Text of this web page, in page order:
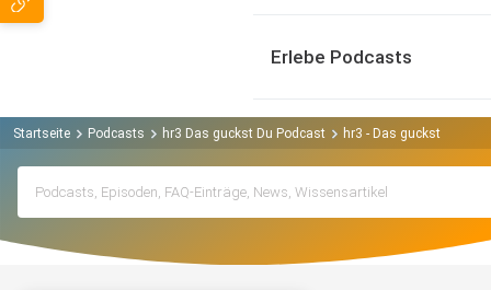
Erlebe Podcasts
Startseite Podcasts hr3 Das guckst Du Podcast hr3 - Das guckst Du -